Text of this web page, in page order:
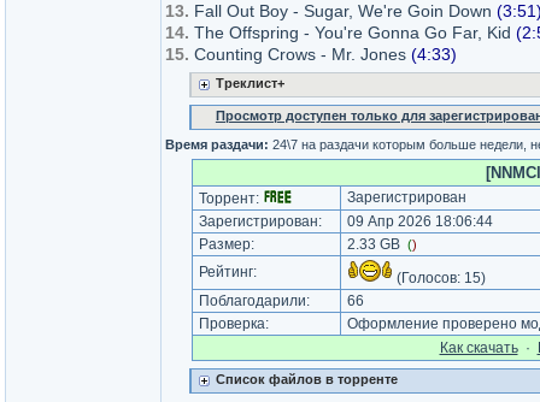
13. Fall Out Boy - Sugar, We're Goin Down
14. The Offspring - You're Gonna Go Far, Kid
15. Counting Crows - Mr. Jones (4:33)
Треклист+
Просмотр доступен только для
Время раздачи: 24\7 на раздачи которым больше недели,
Торрент:
Зарегистрирован
Зарегистрирован:
09 Апр 2026 18:06:44
Размер:
2.33 GB ()
Рейтинг: (Голосов: 15)
Поблагодарили:
66
Проверка:
Оформление проверено
Как cкачать·
Список файлов в торренте